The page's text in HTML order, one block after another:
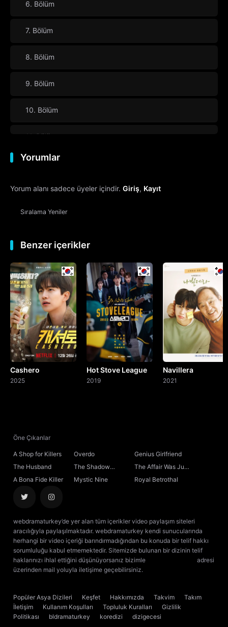
6. Bölüm
7. Bölüm
8. Bölüm
9. Bölüm
10. Bölüm
11. Bölüm
12. Bölüm
13. Bölüm
14. Bölüm
15. Bölüm
16. Bölüm Final
Yorumlar
Yorum alanı sadece üyeler içindir. Giriş, Kayıt
Sıralama Yeniler
Benzer içerikler
Cashero
2025
Hot Stove League
2019
Navillera
2021
Öne Çıkanlar
A Shop for Killers Overdo
Genius Girlfriend
The Husband
The Shadow
Sovereign
The Affair Was Just
the Beginning
A Bona Fide Killer Mystic Nine Royal Betrothal
webdramaturkey’de yer alan tüm içerikler video paylaşım siteleri
aracılığıyla paylaşılmaktadır. webdramaturkey kendi sunucularında
herhangi bir video içeriği barındırmadığından bu konuda bir telif hakkı
sorumluluğu kabul etmemektedir. Sitemizde bulunan bir dizinin telif
haklarınızı ihlal ettiğini düşünüyorsanız bizimle
adresi
üzerinden mail yoluyla iletişime geçebilirsiniz.
Popüler Asya Dizileri Keşfet Hakkımızda Takvim
Takım
İletişim
Kullanım Koşulları Topluluk Kuralları
Gizlilik
Politikası
bldramaturkey koredizi
dizigecesi